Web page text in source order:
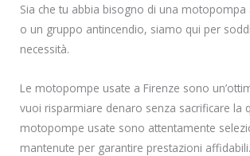
Sia che tu abbia bisogno di una motopompa
o un gruppo antincendio, siamo qui per
necessità.
Le motopompe usate a Firenze sono
vuoi risparmiare denaro senza sacrificare la
motopompe usate sono attentamente
mantenute per garantire prestazioni